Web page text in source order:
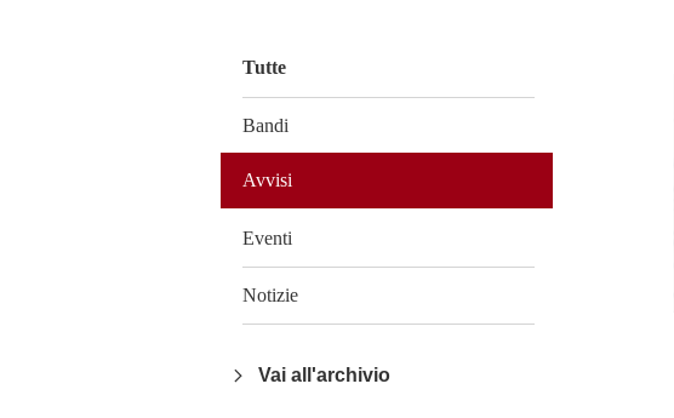
Tutte
Bandi
Avvisi
Eventi
Notizie
Vai all'archivio